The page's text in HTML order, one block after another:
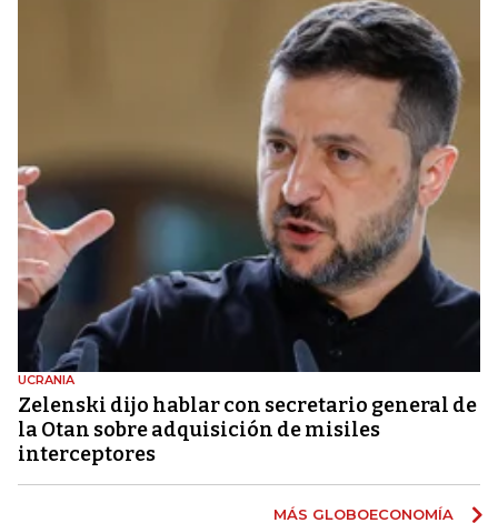
UCRANIA
Zelenski dijo hablar con secretario general de
la Otan sobre adquisición de misiles
interceptores
MÁS GLOBOECONOMÍA